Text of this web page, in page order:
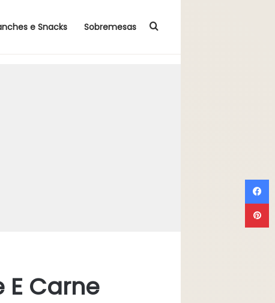
e Snacks Sobremesas Procurar por
E Carne